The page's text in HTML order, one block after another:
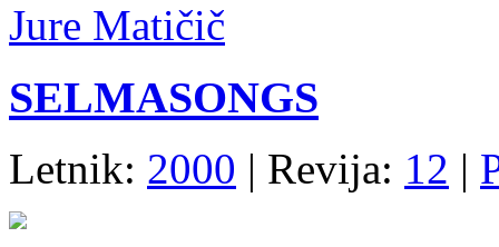
Jure Matičič
SELMASONGS
Letnik: 2000 | Revija: 12 |